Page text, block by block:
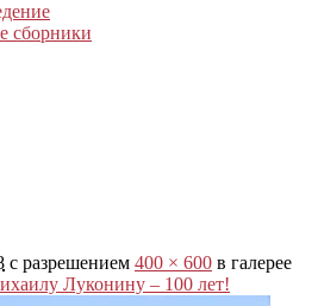
сборники
с разрешением 400 × 600 в галерее
Луконину – 100 лет!